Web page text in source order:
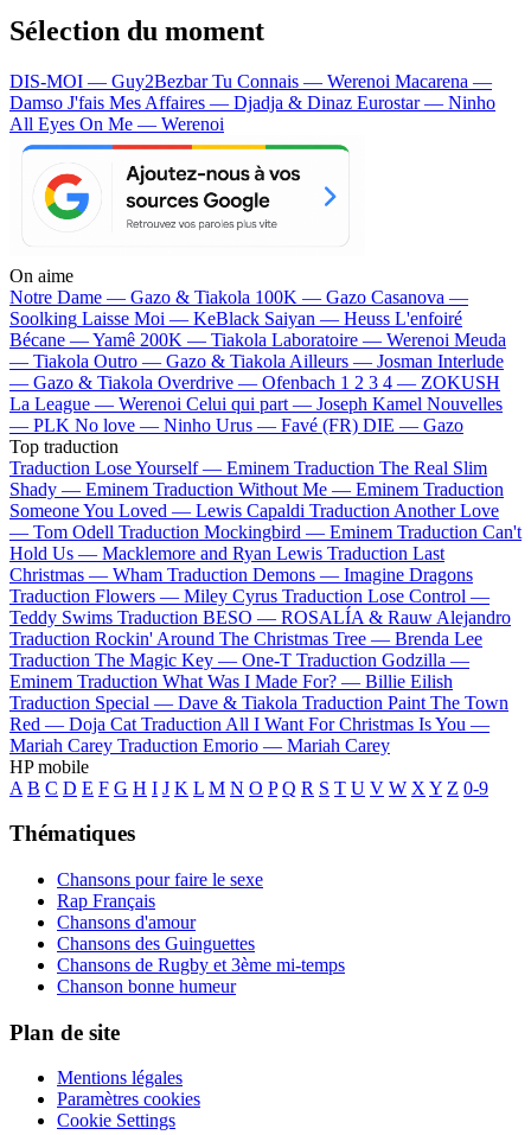
Sélection du moment
DIS-MOI — Guy2BezbarTu Connais — Werenoi Macarena —
Damso J'fais Mes Affaires — Djadja & Dinaz Eurostar — Ninho
All Eyes On Me — Werenoi
On aime
Notre Dame — Gazo & Tiakola 100K — Gazo Casanova —
Soolking Laisse Moi — KeBlack Saiyan — Heuss L'enfoiré
Bécane —Yamê 200K — Tiakola Laboratoire — Werenoi Meuda
— Tiakola Outro — Gazo & Tiakola Ailleurs — Josman Interlude
— Gazo & Tiakola Overdrive — Ofenbach 1 2 3 4 — ZOKUSH
La League — Werenoi Celui qui part — Joseph Kamel Nouvelles
— PLK No love — Ninho Urus — Favé (FR) DIE — Gazo
Top traduction
Traduction Lose Yourself — Eminem Traduction The Real Slim
Shady — Eminem Traduction Without Me — Eminem Traduction
Someone You Loved — Lewis Capaldi Traduction Another Love
— Tom Odell Traduction Mockingbird — Eminem Traduction Can't
Hold Us — Macklemore and Ryan Lewis Traduction Last
Christmas — Wham Traduction Demons — Imagine Dragons
Traduction Flowers — Miley Cyrus Traduction Lose Control —
Teddy Swims Traduction BESO — ROSALÍA & Rauw Alejandro
Traduction Rockin' Around The Christmas Tree — Brenda Lee
Traduction The Magic Key — One-T Traduction Godzilla —
Eminem Traduction What Was I Made For? — Billie Eilish
Traduction Special — Dave & Tiakola Traduction Paint The Town
Red — Doja Cat Traduction All I Want For Christmas Is You —
Mariah Carey Traduction Emorio — Mariah Carey
HP mobile
A B C D E F G H I J K L M N O P Q R S T U V W X Y Z 0-9
Thématiques
Chansons pour faire le sexe
Rap Français
Chansons d'amour
Chansons des Guinguettes
Chansons de Rugby et 3ème mi-temps
Chanson bonne humeur
Plan de site
Mentions légales
Paramètres cookies
Cookie Settings